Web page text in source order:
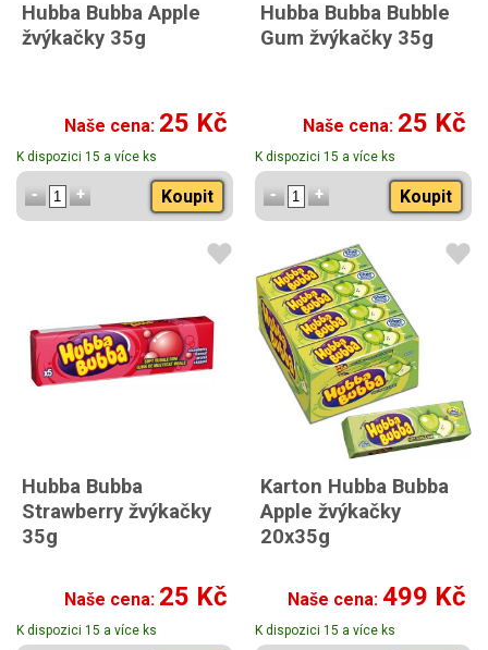
Hubba Bubba Apple
žvýkačky 35g
Naše cena: 25 Kč
K dispozici 15 a více ks
Koupit
Hubba Bubba Bubble
Gum žvýkačky 35g
Naše cena: 25 Kč
K dispozici 15 a více ks
Koupit
Hubba Bubba
Strawberry žvýkačky
35g
Naše cena: 25 Kč
K dispozici 15 a více ks
Karton Hubba Bubba
Apple žvýkačky
20x35g
Naše cena: 499 Kč
K dispozici 15 a více ks